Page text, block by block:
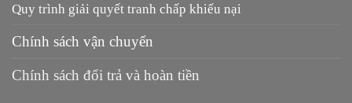
Quy trình giải quyết tranh chấp khiếu nại
Chính sách vận chuyển
Chính sách đổi trả và hoàn tiền